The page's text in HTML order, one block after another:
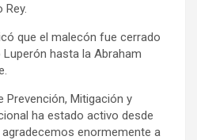
Rey.
que el malecón fue cerrado
hasta la Abraham
Prevención, Mitigación y
ha estado activo desde
enormemente a